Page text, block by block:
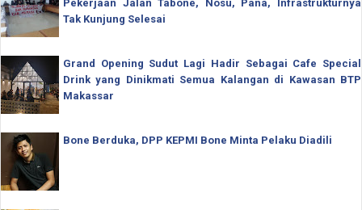
Pekerjaan Jalan Tabone, Nosu, Pana, Infrastrukturnya
Tak Kunjung Selesai
Grand Opening Sudut Lagi Hadir Sebagai Cafe Special
Drink yang Dinikmati Semua Kalangan di Kawasan BTP
Makassar
Bone Berduka, DPP KEPMI Bone Minta Pelaku Diadili